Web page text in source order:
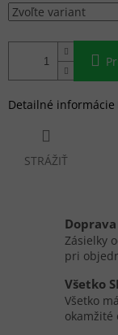
Detailné informácie
STRÁŽIŤ
Zásielky
pri
Všetko
Všetko
okamžité